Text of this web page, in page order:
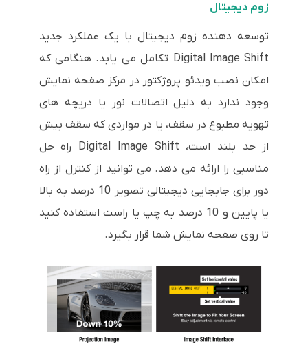
زوم دیجیتال
توسعه دهنده زوم دیجیتال با یک عملکرد جدید
Digital Image Shift تکامل می یابد. هنگامی که
امکان نصب ویدئو پروژکتور در مرکز صفحه نمایش
وجود ندارد به دلیل اتصالات نور یا دریچه های
تهویه مطبوع در سقف، یا در مواردی که سقف بیش
از حد بلند است، Digital Image Shift راه حل
مناسبی را ارائه می دهد. می توانید از کنترل از راه
دور برای جابجایی دیجیتالی تصویر 10 درصد به بالا
یا پایین و 10 درصد به چپ یا راست استفاده کنید
تا روی صفحه نمایش شما قرار بگیرد.